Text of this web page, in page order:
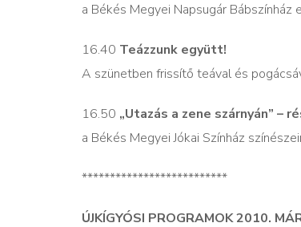
a Békés Megyei Napsugár Bábszínház
16.40 Teázzunk együtt!
A szünetben frissítő teával és
16.50 „Utazás a zene szárnyán”
a Békés Megyei Jókai Színház
**************************
ÚJKÍGYÓSI PROGRAMOK 2010.